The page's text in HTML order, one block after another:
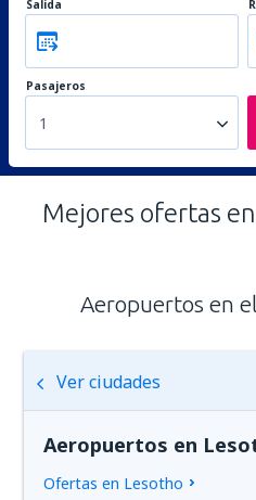
Salida
Pasajeros
1
Mejores ofertas
Aeropuertos en
Ver ciudades
Aeropuertos en
Ofertas en Lesotho